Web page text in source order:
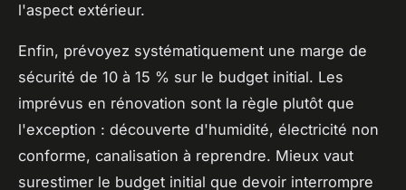
l'aspect extérieur.
Enfin, prévoyez systématiquement une marge de
sécurité de 10 à 15 % sur le budget initial. Les
imprévus en rénovation sont la règle plutôt que
l'exception : découverte d'humidité, électricité non
conforme, canalisation à reprendre. Mieux vaut
surestimer le budget initial que devoir interrompre